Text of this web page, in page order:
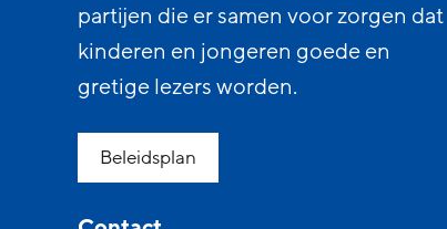
partijen die er samen voor zorgen dat
kinderen en jongeren goede en
gretige lezers worden.
Beleidsplan